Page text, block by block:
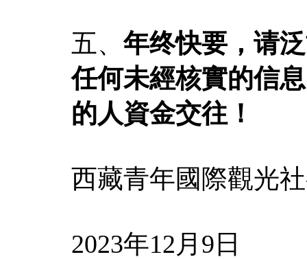
五、年终快要，请
任何未經核實的信
的人資金交往！
西藏青年國際觀光
2023年12月9日